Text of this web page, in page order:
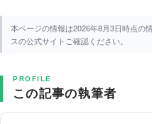
本ページの情報は2026年8月3日時点の
スの公式サイトご確認ください。
PROFILE
この記事の執筆者